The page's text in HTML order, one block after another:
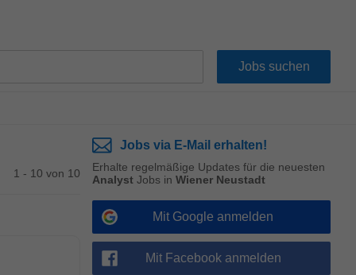
1 - 10 von 10
Jobs via E-Mail erhalten!
Erhalte regelmäßige Updates für die neuesten
Analyst Jobs in Wiener Neustadt
Mit Google anmelden
Mit Facebook anmelden